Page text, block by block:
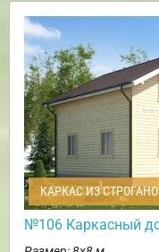
КАРКАС ИЗ
№106 Каркасный